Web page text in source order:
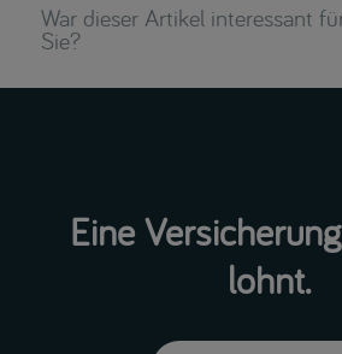
War dieser Artikel interessant
Sie?
Eine
lohnt.